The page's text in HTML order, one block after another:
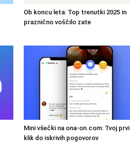
Ob koncu leta: Top trenutki 2025 in
praznično voščilo zate
Mini všečki na ona-on.com: Tvoj prvi
klik do iskrivih pogovorov